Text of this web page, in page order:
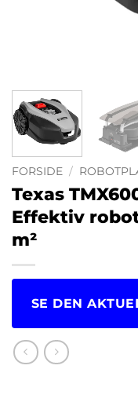
FORSIDE /
Texas
Effektiv
m²
SE DEN